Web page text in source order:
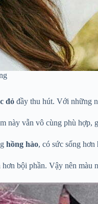
đỏ đầy thu hút. Với những
này vẫn vô cùng phù hợp,
hồng hào, có sức sống
hơn bội phần. Vậy nên màu